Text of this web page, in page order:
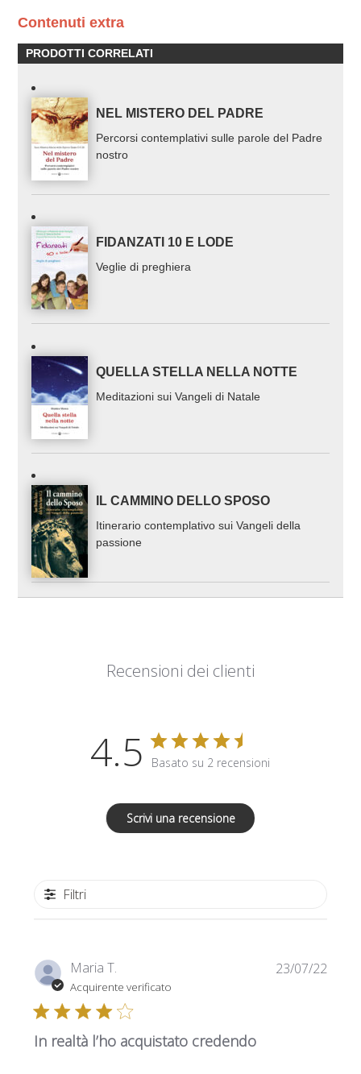
Contenuti extra
PRODOTTI CORRELATI
NEL MISTERO DEL PADRE
Percorsi contemplativi sulle parole del Padre
nostro
FIDANZATI 10 E LODE
Veglie di preghiera
QUELLA STELLA NELLA NOTTE
Meditazioni sui Vangeli di Natale
IL CAMMINO DELLO SPOSO
Itinerario contemplativo sui Vangeli della
passione
Recensioni dei clienti
4.5 Basato su 2 recensioni
Scrivi una recensione
Filtri
Maria T.
Acquirente verificato
In realtà l’ho acquistato credendo
23/07/22